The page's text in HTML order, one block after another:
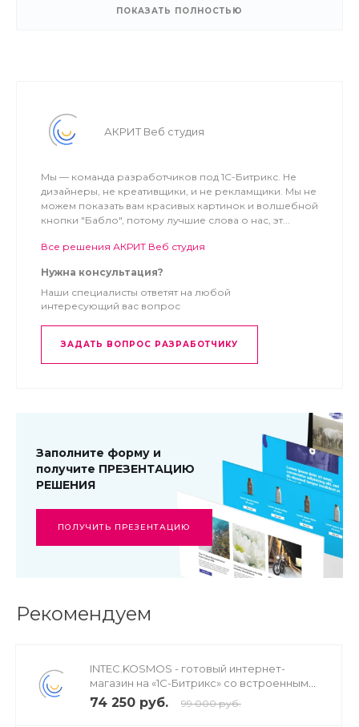
ПОКАЗАТЬ ПОЛНОСТЬЮ
Оптимизатор изображений для Google
На скриншотах показаны методы оптимизации
изображений. Используются алгоритмы, описанные в
Контроль над внешними ссылками в описании
инфоблоков.
Позволяет управлять внешними ссылками в описаниях
элементов инфоблоков.
Модуль позволяет получать данные из
страницы к которым у вас обращаются.
АКРИТ Веб студия
Мы — команда разработчиков под 1С-Битрикс. Не
дизайнеры, не креативщики, и не рекламщики. Мы не
можем показать вам красивых картинок и волшебной
кнопки "Бабло", потому лучшие слова о нас, эт...
Все решения АКРИТ Веб студия
Нужна консультация?
Наши специалисты ответят на любой
интересующий вас вопрос
ЗАДАТЬ ВОПРОС РАЗРАБОТЧИКУ
Заполните форму и
получите ПРЕЗЕНТАЦИЮ
РЕШЕНИЯ
ПОЛУЧИТЬ ПРЕЗЕНТАЦИЮ
Рекомендуем
INTEC.KOSMOS - готовый интернет-
магазин на «1С-Битрикс» со встроенным
искусственным интеллектом
74 250 руб. 99 000 руб.